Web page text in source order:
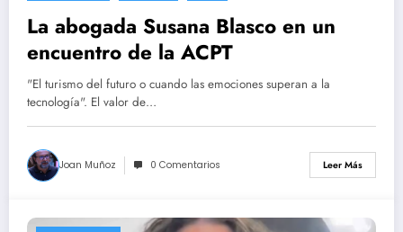
La abogada Susana Blasco en un
encuentro de la ACPT
"El turismo del futuro o cuando las emociones superan a la
tecnología". El valor de…
Joan Muñoz 0 Comentarios Leer Más